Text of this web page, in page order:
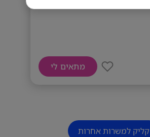
מתאים לי
קליק למשרות אחרות